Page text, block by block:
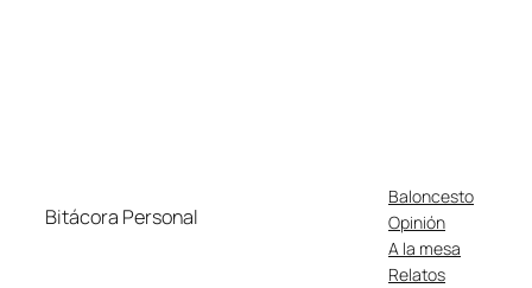
Bitácora Personal
Baloncesto
Opinión
A la mesa
Relatos